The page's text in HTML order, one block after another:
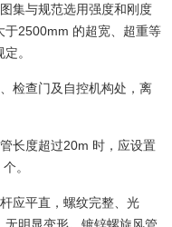
集与规范选用强度和刚度
于2500mm 的超宽、超重等
。
检查门及自控机构处，离
长度超过20m 时，应设置
。
应平直，螺纹完整、光